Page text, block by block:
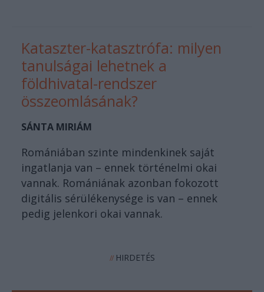
Kataszter-katasztrófa: milyen
tanulságai lehetnek a
földhivatal-rendszer
összeomlásának?
SÁNTA MIRIÁM
Romániában szinte mindenkinek saját
ingatlanja van – ennek történelmi okai
vannak. Romániának azonban fokozott
digitális sérülékenysége is van – ennek
pedig jelenkori okai vannak.
//HIRDETÉS